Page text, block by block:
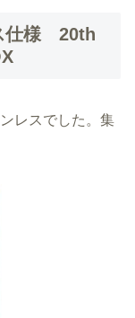
仕様 20th
レスでした。集